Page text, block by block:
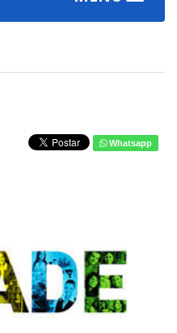
Whatsapp